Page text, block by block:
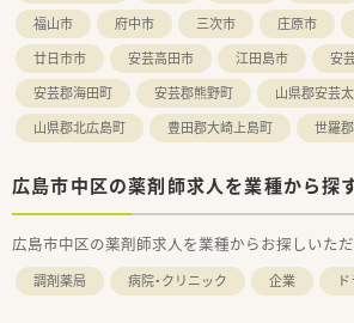
＜こんな方にもオススメ＞
■在宅業務が好きな方
■少ない勤務時間・勤務日数でも在宅を
少しでも気になった方はお問い合わせく
福山市
府中市 三次市 庄原市
廿日市市
安芸高田市 江田島市
安
安芸郡海田町
安芸郡熊野町
山県郡安芸
山県郡北広島町
豊田郡大崎上島町 世羅
広島市中区の薬剤師求人を業種から探
広島市中区の薬剤師求人を業種からお探しいただ
調剤薬局 病院・クリニック 企業